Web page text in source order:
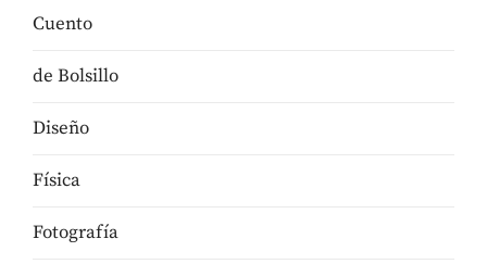
Cuento
de Bolsillo
Diseño
Física
Fotografía